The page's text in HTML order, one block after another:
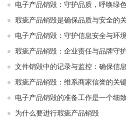
电子产品销毁：守护品质，呼唤绿
瑕疵产品销毁是确保品质与安全的
电子产品销毁：守护信息安全与环
瑕疵产品销毁：企业责任与品牌守
文件销毁中的记录与监控：确保信
瑕疵产品销毁：维系商家信誉的关
电子产品销毁的准备工作是一个细
为什么要进行瑕疵产品销毁